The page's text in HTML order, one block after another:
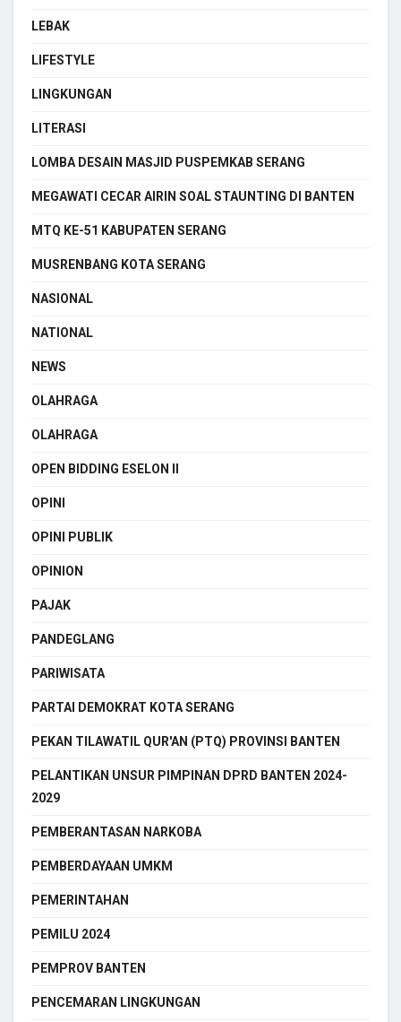
LEBAK
LIFESTYLE
LINGKUNGAN
LITERASI
LOMBA DESAIN MASJID PUSPEMKAB SERANG
MEGAWATI CECAR AIRIN SOAL STAUNTING DI BANTEN
MTQ KE-51 KABUPATEN SERANG
MUSRENBANG KOTA SERANG
NASIONAL
NATIONAL
NEWS
OLAHRAGA
OLAHRAGA
OPEN BIDDING ESELON II
OPINI
OPINI PUBLIK
OPINION
PAJAK
PANDEGLANG
PARIWISATA
PARTAI DEMOKRAT KOTA SERANG
PEKAN TILAWATIL QUR'AN (PTQ) PROVINSI BANTEN
PELANTIKAN UNSUR PIMPINAN DPRD BANTEN 2024-
2029
PEMBERANTASAN NARKOBA
PEMBERDAYAAN UMKM
PEMERINTAHAN
PEMILU 2024
PEMPROV BANTEN
PENCEMARAN LINGKUNGAN